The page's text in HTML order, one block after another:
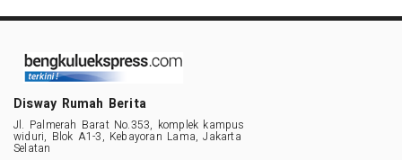
Disway Rumah Berita
Jl. Palmerah Barat No.353, komplek kampus
widuri, Blok A1-3, Kebayoran Lama, Jakarta
Selatan